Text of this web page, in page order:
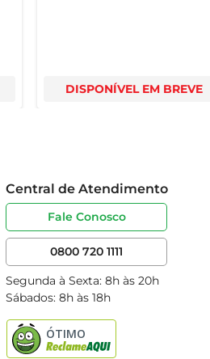
DISPONÍVEL EM BREVE
Central de Atendimento
Fale Conosco
0800 720 1111
Segunda à Sexta: 8h às 20h
Sábados: 8h às 18h